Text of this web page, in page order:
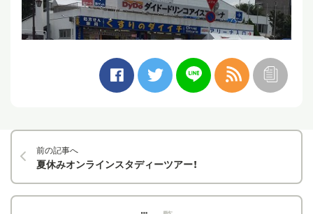
前の記事へ
夏休みオンラインスタディーツアー！